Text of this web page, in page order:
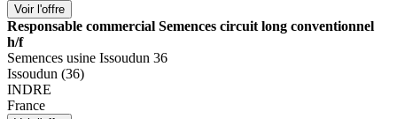
Responsable commercial Semences circuit long conventionnel
h/f
Semences usine Issoudun 36
Issoudun (36)
INDRE
France